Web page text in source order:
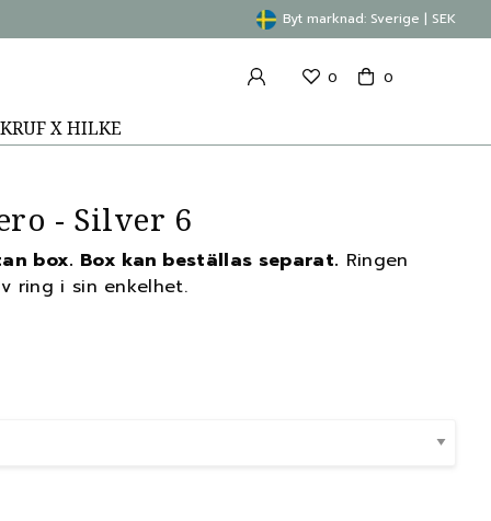
Byt marknad: Sverige | SEK
0
0
X HILKE
- Silver 6
box. Box kan beställas separat. Ringen
ring i sin enkelhet.